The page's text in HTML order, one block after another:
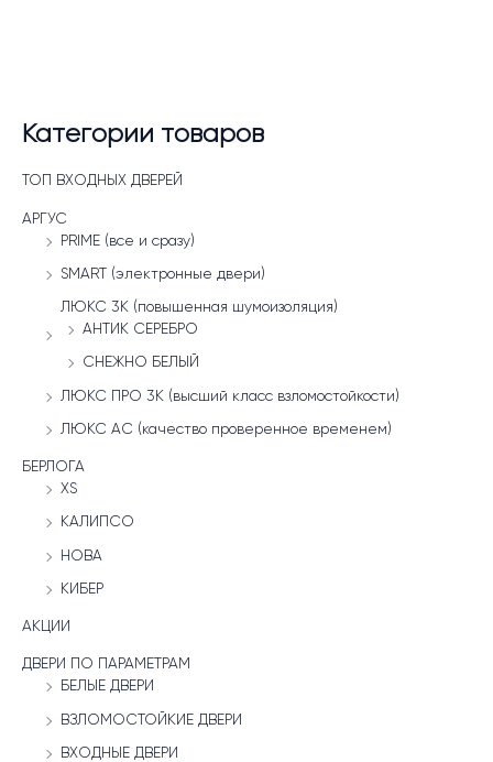
Категории товаров
ТОП ВХОДНЫХ ДВЕРЕЙ
АРГУС
PRIME (все и сразу)
SMART (электронные двери)
ЛЮКС 3К (повышенная шумоизоляция)
АНТИК СЕРЕБРО
СНЕЖНО БЕЛЫЙ
ЛЮКС ПРО 3К (высший класс взломостойкости)
ЛЮКС АС (качество проверенное временем)
БЕРЛОГА
XS
КАЛИПСО
НОВА
КИБЕР
АКЦИИ
ДВЕРИ ПО ПАРАМЕТРАМ
БЕЛЫЕ ДВЕРИ
ВЗЛОМОСТОЙКИЕ ДВЕРИ
ВХОДНЫЕ ДВЕРИ